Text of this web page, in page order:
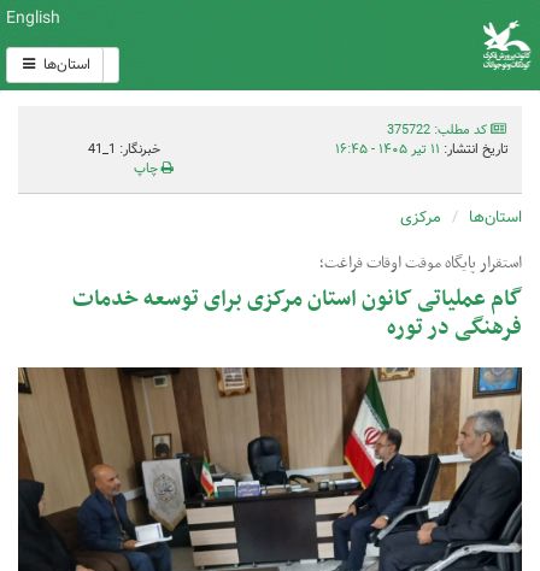
English
استان‌ها
کد مطلب: 375722
تاریخ انتشار: ۱۱ تیر ۱۴۰۵ - ۱۶:۴۵
خبرنگار: 1_41
چاپ
استان‌ها مرکزی
استقرار پایگاه موقت اوقات فراغت؛
گام عملیاتی کانون استان مرکزی برای توسعه خدمات
فرهنگی در توره